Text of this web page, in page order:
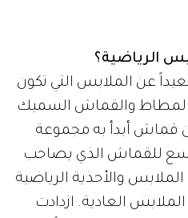
الرياضية؟
عن الملابس التي تكون
المطاط والقماش السميك
قماش أبدأ به مجموعة
للقماش الذي يصاحب
والأحذية الرياضية
العادية. ازدادت